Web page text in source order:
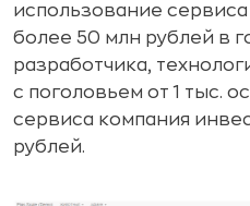
использование
более 50 млн рублей в
разработчика,
с поголовьем от 1 тыс.
сервиса компания
рублей.